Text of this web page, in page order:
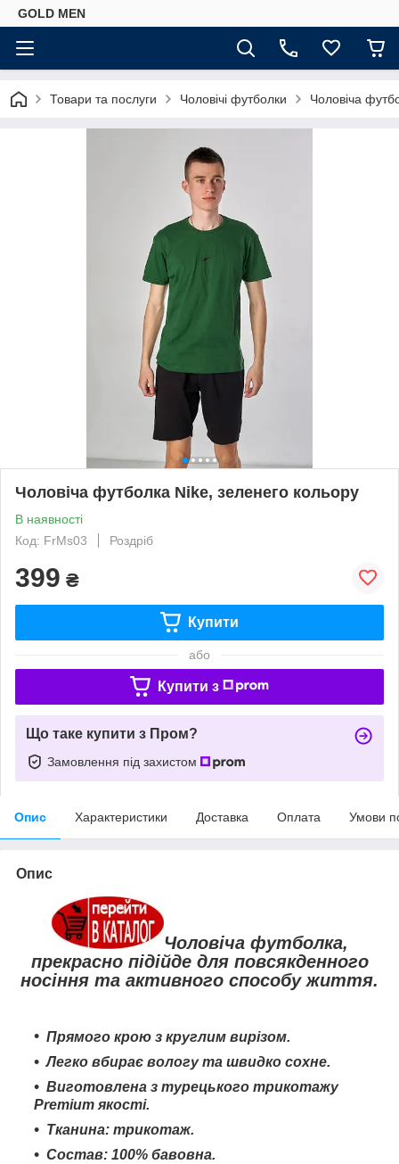
GOLD MEN
Товари та послуги Чоловічі футболки Чоловіча
Чоловіча футболка Nike, зеленего кольору
В наявності
Код: FrMs03
Роздріб
399 ₴
Купити
або
Купити з
Що таке купити з Пром?
Замовлення під захистом
Опис Характеристики Доставка Оплата Умови
Опис
Чоловіча футболка,
прекрасно підійде для повсякденного
носіння та активного способу життя.
Прямого крою з круглим вирізом.
Легко вбирає вологу та швидко сохне.
Виготовлена з турецького трикотажу
Premium якості.
Тканина: трикотаж.
Состав: 100% бавовна.